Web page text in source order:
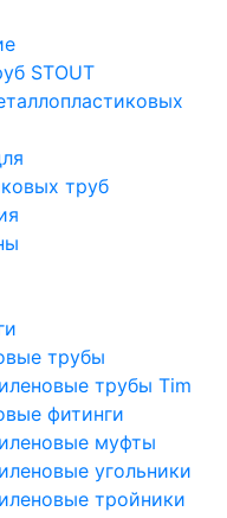
STOUT
труб
трубы
трубы Tim
фитинги
муфты
угольники
тройники